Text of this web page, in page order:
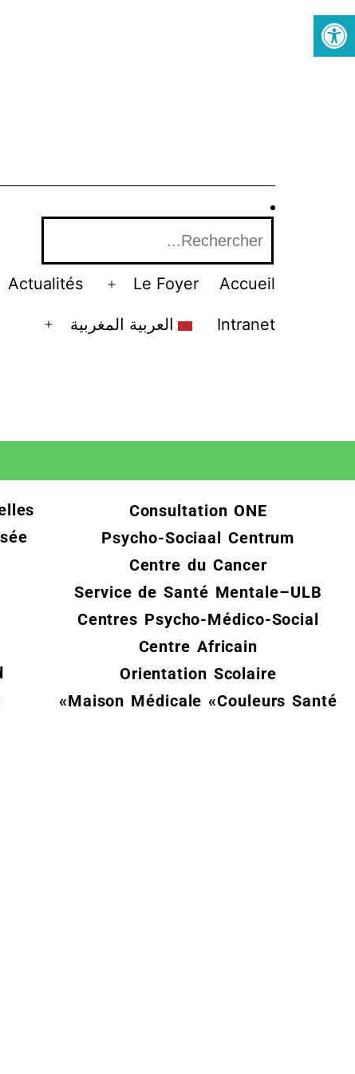
Open toolbar
Accueil
Le Foyer
Actualités
Intranet العربية المغربية
Consultation ONE
Psycho-Sociaal Centrum
Centre du Cancer
Service de Santé Mentale–ULB
Centres Psycho-Médico-Social
Centre Africain
Orientation Scolaire
Maison Médicale «Couleurs Santé»